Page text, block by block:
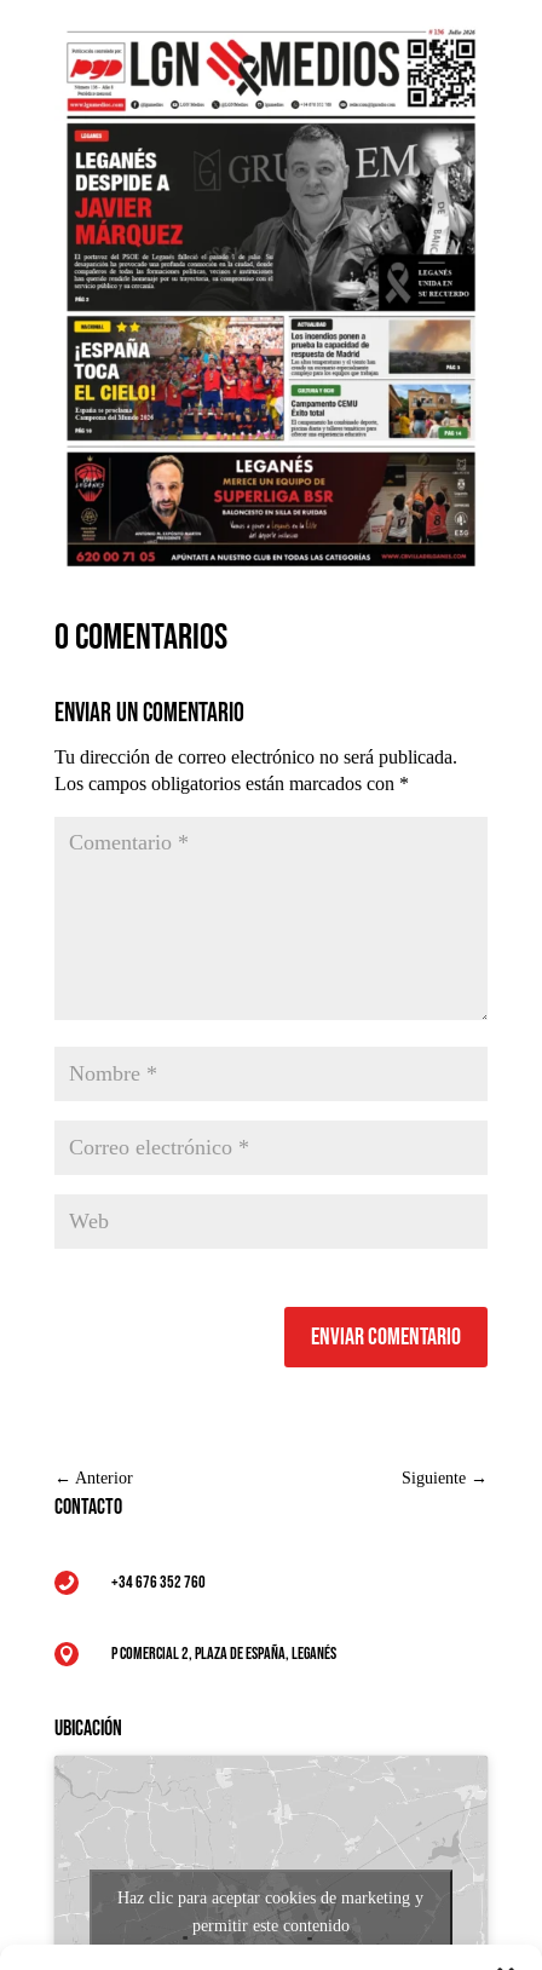
0 comentarios
Enviar un comentario
Tu dirección de correo electrónico no será publicada.
Los campos obligatorios están marcados con *
Enviar comentario
← Anterior Siguiente →
Contacto
 +34 676 352 760
 P Comercial 2, Plaza de España, Leganés
Ubicación
Haz clic para aceptar cookies de marketing y
permitir este contenido